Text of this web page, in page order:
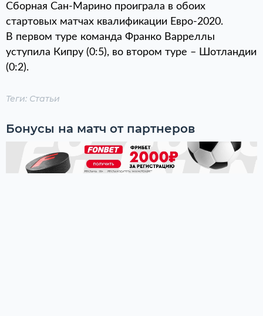
Сборная Сан-Марино проиграла в обоих
стартовых матчах квалификации Евро-2020.
В первом туре команда Франко Варреллы
уступила Кипру (0:5), во втором туре – Шотландии
(0:2).
Теги: Статьи
Бонусы на матч от партнеров